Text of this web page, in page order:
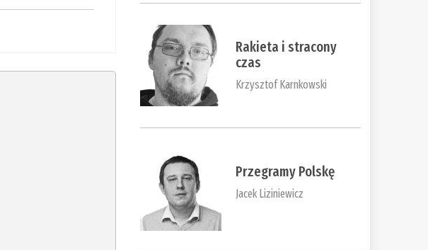
Rakieta i stracony
czas
Krzysztof Karnkowski
Przegramy Polskę
Jacek Liziniewicz